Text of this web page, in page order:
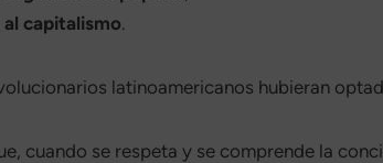
capitalismo.
latinoamericanos hubieran
cuando se respeta y se comprende la